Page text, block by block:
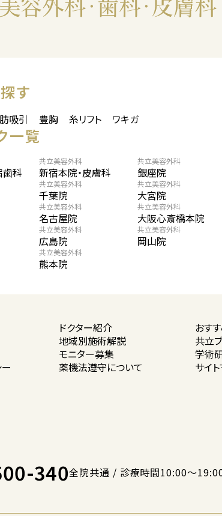
す
吸引 豊胸 糸リフト ワキガ
一覧
歯科
共立美容外科
新宿本院・皮膚科
共立美容外科
銀座院
共立美容外科
千葉院
共立美容外科
大宮院
共立美容外科
名古屋院
共立美容外科
大阪心斎橋本院
共立美容外科
広島院
共立美容外科
岡山院
共立美容外科
熊本院
ドクター紹介 おす
地域別施術解説 共立
モニター募集 学術
薬機法遵守について サイ
340全院共通 / 診療時間10:00〜